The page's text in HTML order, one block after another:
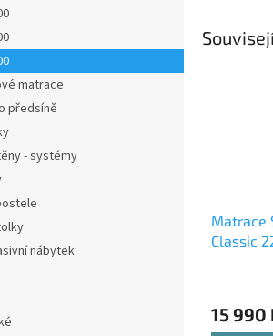
matrace
předsíně
- systémy
nábytek
Matrace
Classic
15 990